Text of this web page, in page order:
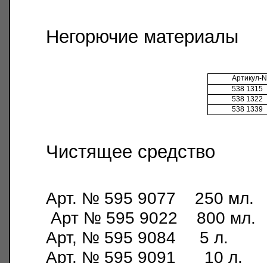
Негорючие материалы
Артикул-
538 1315
538 1322
538 1339
Чистящее средство
Арт. № 595 9077 250 мл.
Арт № 595 9022 800 мл.
Арт, № 595 9084 5 л.
Арт. № 595 9091 10 л.